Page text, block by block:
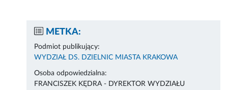
METKA:
Podmiot publikujący:
WYDZIAŁ DS. DZIELNIC MIASTA KRAKOWA
Osoba odpowiedzialna:
FRANCISZEK KĘDRA - DYREKTOR WYDZIAŁU